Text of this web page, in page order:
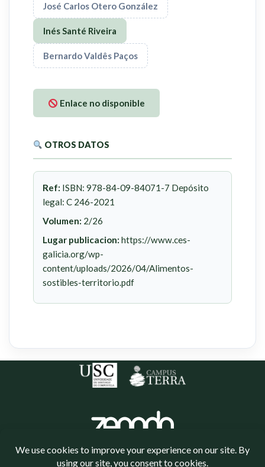
José Carlos Otero González
Inés Santé Riveira
Bernardo Valdês Paços
Enlace no disponible
OTROS DATOS
Ref: ISBN: 978-84-09-84071-7 Depósito
legal: C 246-2021
Volumen: 2/26
Lugar publicacion: https://www.ces-
galicia.org/wp-
content/uploads/2026/04/Alimentos-
sostibles-territorio.pdf